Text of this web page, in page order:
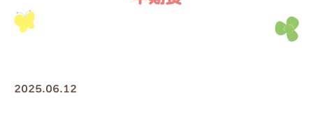
2025.06.12